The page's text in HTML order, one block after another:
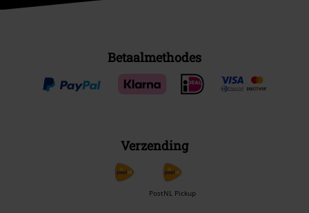
Betaalmethodes
Verzending
PostNL Pickup